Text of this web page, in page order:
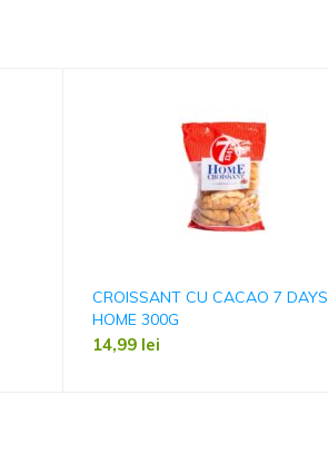
CROISSANT CU CACAO 7 DAYS
HOME 300G
14,99 lei